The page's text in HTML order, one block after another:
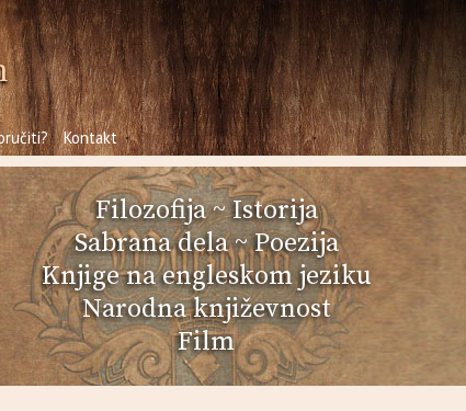
Kontakt
Filozofija~Istorija
Sabrana dela~Poezija
Knjige na engleskom jeziku
Narodna književnost
Film